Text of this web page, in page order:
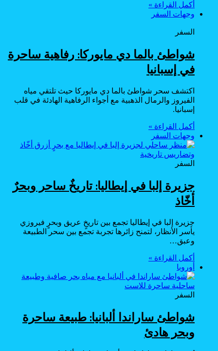
أكمل القراءة »
وجهات السفر
السفر
شواطئ بالما دي مايوركا: رفاهية ساحرة
في إسبانيا
اكتشف سحر شواطئ بالما دي مايوركا حيث تلتقي مياه
الفيروز والرمال الذهبية مع أجواء الرفاهية الهادئة في قلب
إسبانيا.
أكمل القراءة »
وجهات السفر
السفر
جزيرة إلبا في إيطاليا: تاريخٌ ساحر وبحرٌ
أخّاذ
جزيرة إلبا في إيطاليا تجمع بين تاريخٍ عريق وبحرٍ فيروزي
يأسر الأنظار، لتمنح زائرها تجربة تجمع بين سحر الطبيعة
وعبق…
أكمل القراءة »
أوروبا
السفر
شواطئ ساراندا ألبانيا: طبيعة ساحرة
وبحر هادئ